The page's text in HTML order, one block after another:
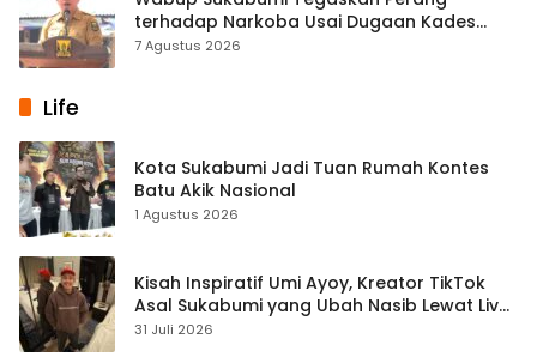
terhadap Narkoba Usai Dugaan Kades
Terlibat
7 Agustus 2026
Life
Kota Sukabumi Jadi Tuan Rumah Kontes
Batu Akik Nasional
1 Agustus 2026
Kisah Inspiratif Umi Ayoy, Kreator TikTok
Asal Sukabumi yang Ubah Nasib Lewat Live
Streaming
31 Juli 2026